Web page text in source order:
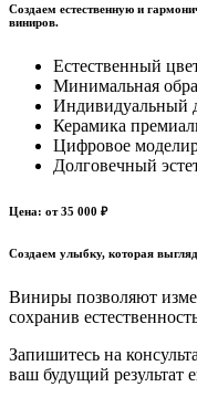
Создаем естественную и
виниров.
Естественный
Минимальная
Индивидуальный
Керамика
Цифровое
Долговечный
Цена: от 35 000 ₽
Создаем улыбку, которая
Виниры позволяют
сохранив
Запишитесь на
ваш будущий результат